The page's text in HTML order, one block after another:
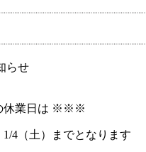
せ
休業日は ※※※
4（土）までとなります